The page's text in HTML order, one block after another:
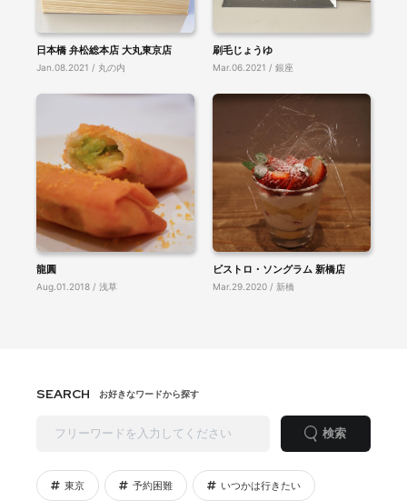
日本橋 弁松総本店 大丸東京店
Jan.08.2021 / 丸の内
刷毛じょうゆ
Mar.06.2021 / 銀座
龍圓
Aug.01.2018 / 浅草
ビストロ・ソングラム 新橋店
Mar.29.2020 / 新橋
SEARCH お好きなワードから探す
検索
東京 予約困難 いつかは行きたい